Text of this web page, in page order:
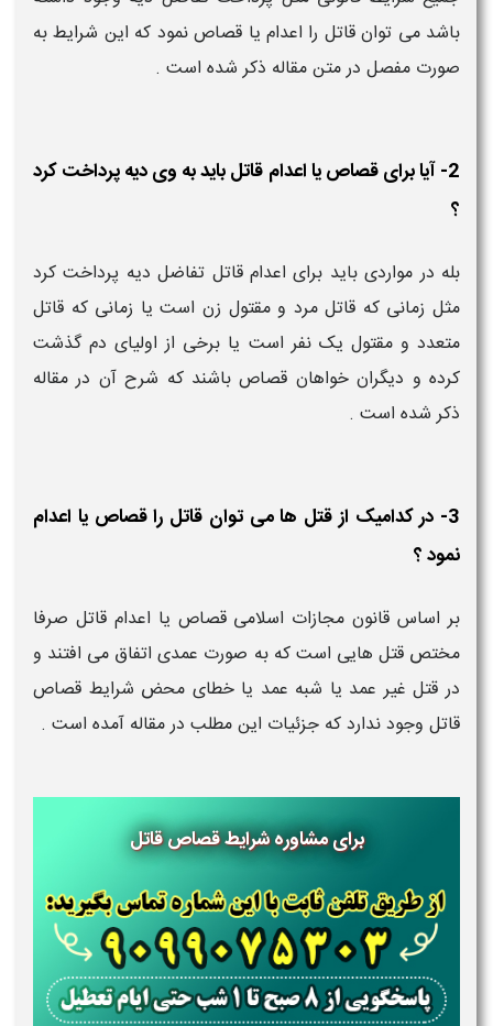
باشد می توان قاتل را اعدام یا قصاص نمود که این شرایط به
صورت مفصل در متن مقاله ذکر شده است .
2- آیا برای قصاص یا اعدام قاتل باید به وی دیه پرداخت کرد
؟
بله در مواردی باید برای اعدام قاتل تفاضل دیه پرداخت کرد
مثل زمانی که قاتل مرد و مقتول زن است یا زمانی که قاتل
متعدد و مقتول یک نفر است یا برخی از اولیای دم گذشت
کرده و دیگران خواهان قصاص باشند که شرح آن در مقاله
ذکر شده است .
3- در کدامیک از قتل ها می توان قاتل را قصاص یا اعدام
نمود ؟
بر اساس قانون مجازات اسلامی قصاص یا اعدام قاتل صرفا
مختص قتل هایی است که به صورت عمدی اتفاق می افتند و
در قتل غیر عمد یا شبه عمد یا خطای محض شرایط قصاص
قاتل وجود ندارد که جزئیات این مطلب در مقاله آمده است .
برای مشاوره شرایط قصاص قاتل